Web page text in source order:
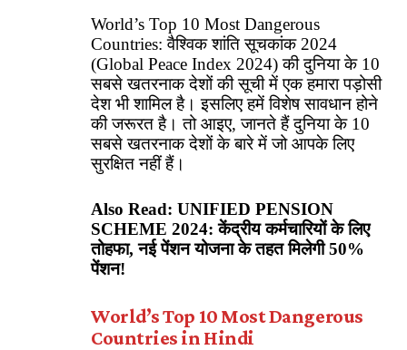
World’s Top 10 Most Dangerous
Countries: वैश्विक शांति सूचकांक 2024
(Global Peace Index 2024) की दुनिया के 10
सबसे खतरनाक देशों की सूची में एक हमारा पड़ोसी
देश भी शामिल है। इसलिए हमें विशेष सावधान होने
की जरूरत है। तो आइए, जानते हैं दुनिया के 10
सबसे खतरनाक देशों के बारे में जो आपके लिए
सुरक्षित नहीं हैं।
Also Read: UNIFIED PENSION
SCHEME 2024: केंद्रीय कर्मचारियों के लिए
तोहफा, नई पेंशन योजना के तहत मिलेगी 50%
पेंशन!
World’s Top 10 Most Dangerous
Countries in Hindi